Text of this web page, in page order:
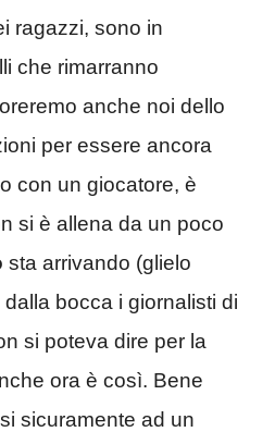
ragazzi, sono in
che rimarranno
anche noi dello
per essere ancora
con un giocatore, è
si è allena da un poco
sta arrivando (glielo
bocca i giornalisti di
si poteva dire per la
ora è così. Bene
sicuramente ad un